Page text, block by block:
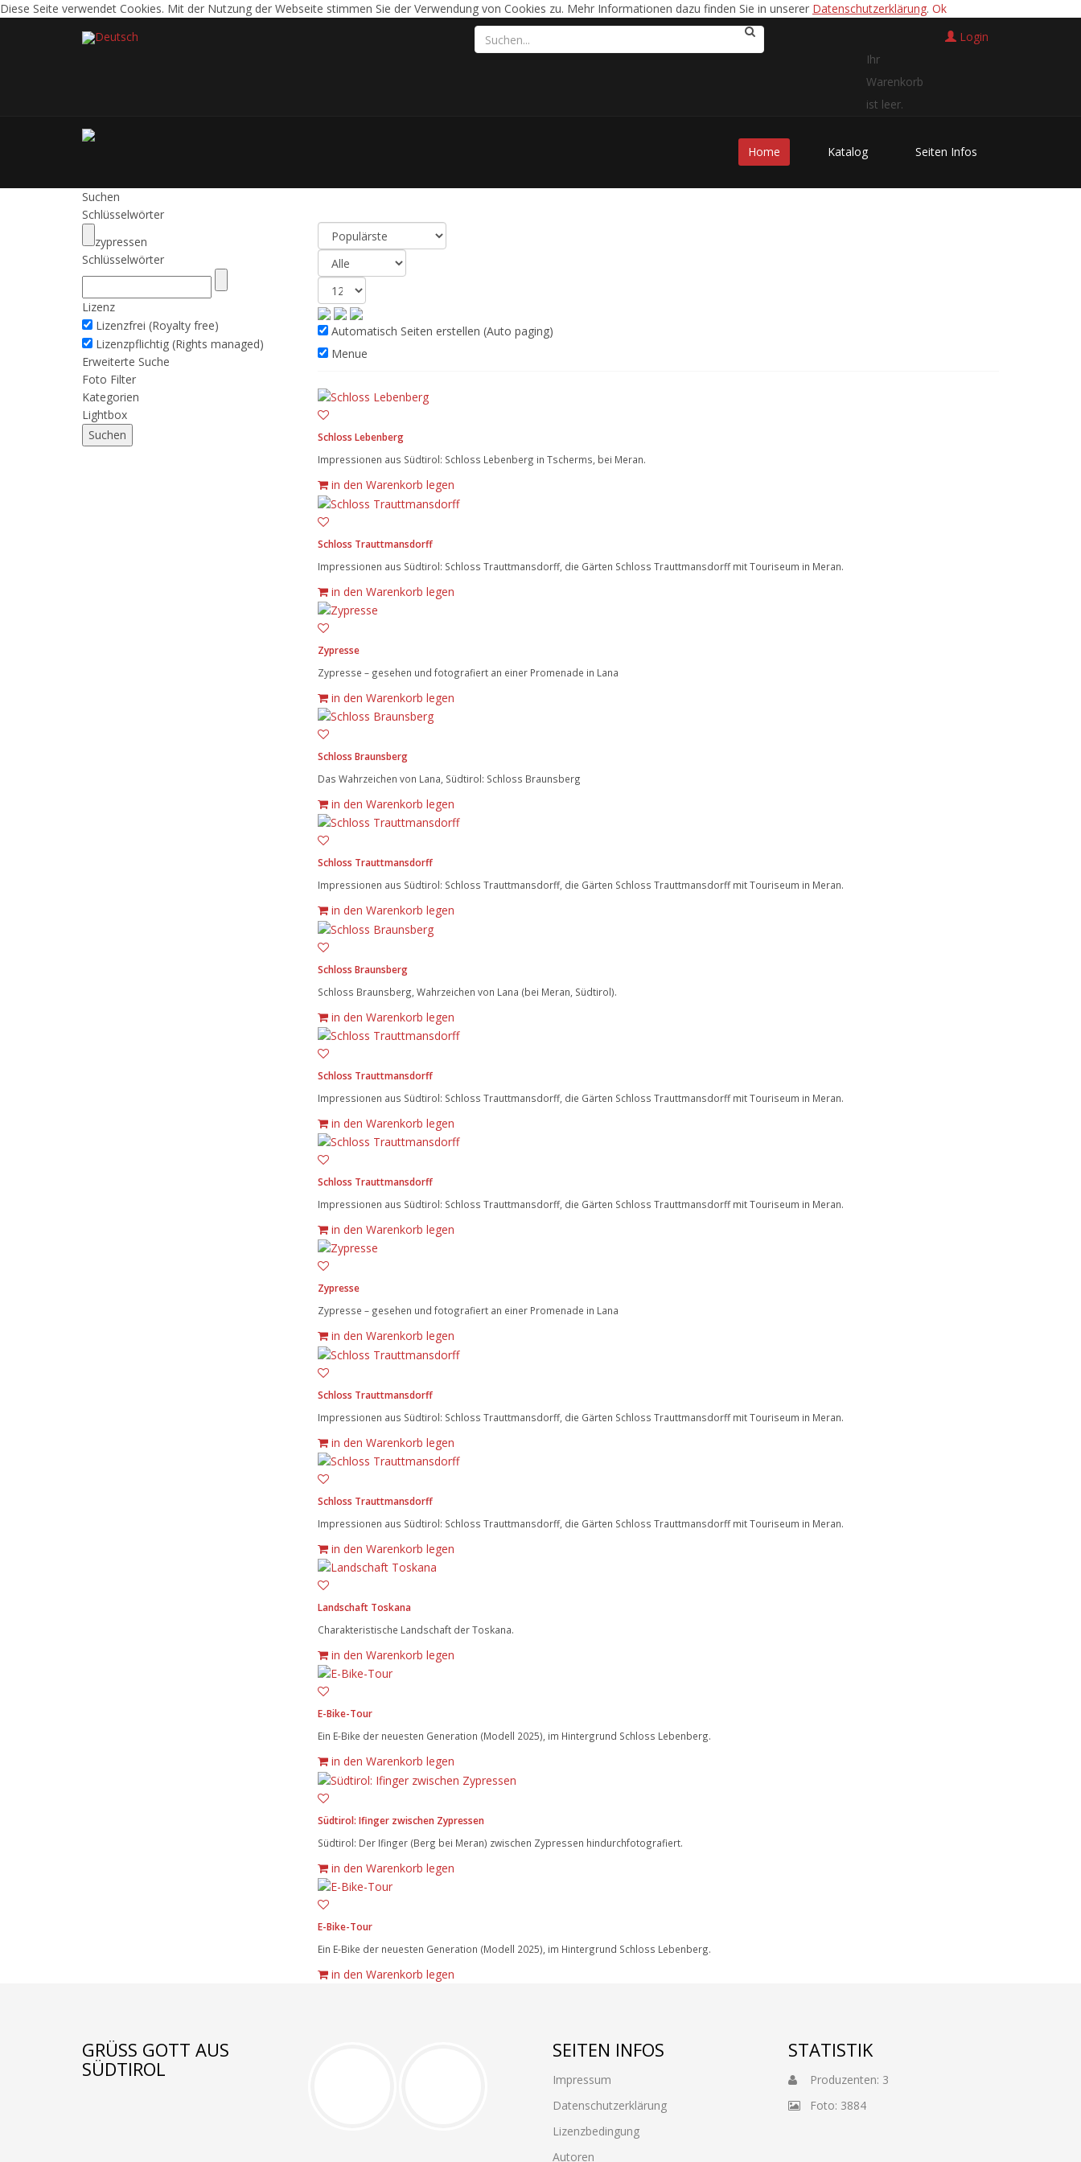
Diese Seite verwendet Cookies. Mit der Nutzung der Webseite stimmen Sie der Verwendung von Cookies zu. Mehr Informationen dazu finden Sie in unserer Datenschutzerklärung. Ok
Deutsch
Ihr
Warenkorb
ist leer.
Login
Home Katalog Seiten Infos
Suchen
Schlüsselwörter
zypressen
Schlüsselwörter
Lizenz
Lizenzfrei (Royalty free)
Lizenzpflichtig (Rights managed)
Erweiterte Suche
Foto Filter
Kategorien
Lightbox
Automatisch Seiten erstellen (Auto paging)
Menue
Schloss Lebenberg
Impressionen aus Südtirol: Schloss Lebenberg in Tscherms, bei Meran.
in den Warenkorb legen
Schloss Trauttmansdorff
Impressionen aus Südtirol: Schloss Trauttmansdorff, die Gärten Schloss Trauttmansdorff mit Touriseum in Meran.
in den Warenkorb legen
Zypresse
Zypresse – gesehen und fotografiert an einer Promenade in Lana
in den Warenkorb legen
Schloss Braunsberg
Das Wahrzeichen von Lana, Südtirol: Schloss Braunsberg
in den Warenkorb legen
Schloss Trauttmansdorff
Impressionen aus Südtirol: Schloss Trauttmansdorff, die Gärten Schloss Trauttmansdorff mit Touriseum in Meran.
in den Warenkorb legen
Schloss Braunsberg
Schloss Braunsberg, Wahrzeichen von Lana (bei Meran, Südtirol).
in den Warenkorb legen
Schloss Trauttmansdorff
Impressionen aus Südtirol: Schloss Trauttmansdorff, die Gärten Schloss Trauttmansdorff mit Touriseum in Meran.
in den Warenkorb legen
Schloss Trauttmansdorff
Impressionen aus Südtirol: Schloss Trauttmansdorff, die Gärten Schloss Trauttmansdorff mit Touriseum in Meran.
in den Warenkorb legen
Zypresse
Zypresse – gesehen und fotografiert an einer Promenade in Lana
in den Warenkorb legen
Schloss Trauttmansdorff
Impressionen aus Südtirol: Schloss Trauttmansdorff, die Gärten Schloss Trauttmansdorff mit Touriseum in Meran.
in den Warenkorb legen
Schloss Trauttmansdorff
Impressionen aus Südtirol: Schloss Trauttmansdorff, die Gärten Schloss Trauttmansdorff mit Touriseum in Meran.
in den Warenkorb legen
Landschaft Toskana
Charakteristische Landschaft der Toskana.
in den Warenkorb legen
E-Bike-Tour
Ein E-Bike der neuesten Generation (Modell 2025), im Hintergrund Schloss Lebenberg.
in den Warenkorb legen
Südtirol: Ifinger zwischen Zypressen
Südtirol: Der Ifinger (Berg bei Meran) zwischen Zypressen hindurchfotografiert.
in den Warenkorb legen
E-Bike-Tour
Ein E-Bike der neuesten Generation (Modell 2025), im Hintergrund Schloss Lebenberg.
in den Warenkorb legen
GRÜSS GOTT AUS S
ÜDTIROL
SEITEN INFOS
Impressum
Datenschutzerklärung
Lizenzbedingung
Autoren
STATISTIK
Produzenten: 3
Foto: 3884